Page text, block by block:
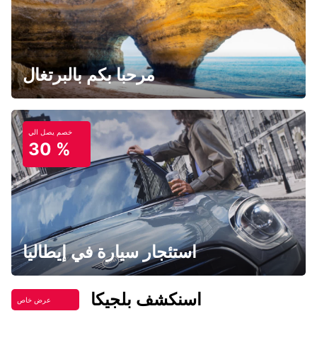
مرحبا بكم بالبرتغال
خصم يصل الي
30 %
استئجار سيارة في إيطاليا
عرض خاص اسنكشف بلجيكا